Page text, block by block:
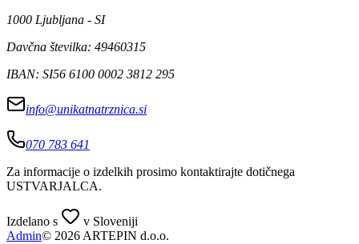
1000 Ljubljana - SI
Davčna številka: 49460315
IBAN: SI56 6100 0002 3812 295
info@unikatnatrznica.si
070 783 641
Za informacije o izdelkih prosimo kontaktirajte dotičnega
USTVARJALCA.
Izdelano s
v Sloveniji
Admin© 2026 ARTEPIN d.o.o.